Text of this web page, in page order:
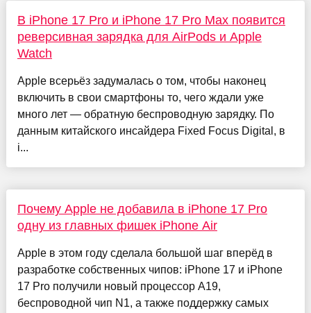
В iPhone 17 Pro и iPhone 17 Pro Max появится
реверсивная зарядка для AirPods и Apple
Watch
Apple всерьёз задумалась о том, чтобы наконец
включить в свои смартфоны то, чего ждали уже
много лет — обратную беспроводную зарядку. По
данным китайского инсайдера Fixed Focus Digital, в
i...
Почему Apple не добавила в iPhone 17 Pro
одну из главных фишек iPhone Air
Apple в этом году сделала большой шаг вперёд в
разработке собственных чипов: iPhone 17 и iPhone
17 Pro получили новый процессор A19,
беспроводной чип N1, а также поддержку самых